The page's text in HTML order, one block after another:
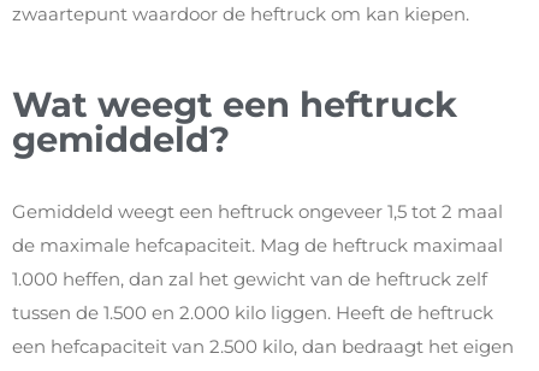
zwaartepunt waardoor de heftruck om kan kiepen.
Wat weegt een heftruck
gemiddeld?
Gemiddeld weegt een heftruck ongeveer 1,5 tot 2 maal
de maximale hefcapaciteit. Mag de heftruck maximaal
1.000 heffen, dan zal het gewicht van de heftruck zelf
tussen de 1.500 en 2.000 kilo liggen. Heeft de heftruck
een hefcapaciteit van 2.500 kilo, dan bedraagt het eigen